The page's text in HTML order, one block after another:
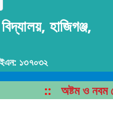
হাজিগঞ্জ,
১৩৭০৩২
:: অষ্টম ও নবম